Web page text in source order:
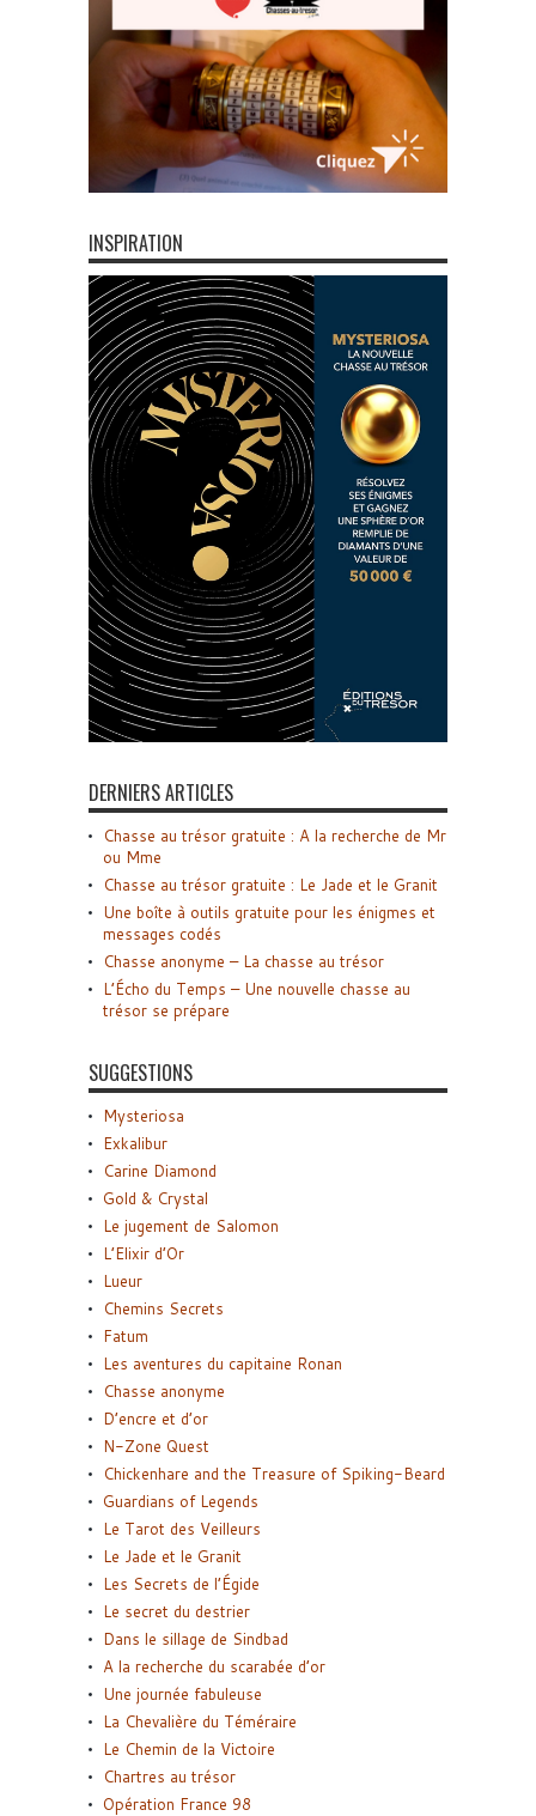
INSPIRATION
DERNIERS ARTICLES
Chasse au trésor gratuite : A la recherche de Mr
ou Mme
Chasse au trésor gratuite : Le Jade et le Granit
Une boîte à outils gratuite pour les énigmes et
messages codés
Chasse anonyme – La chasse au trésor
L’Écho du Temps – Une nouvelle chasse au
trésor se prépare
SUGGESTIONS
Mysteriosa
Exkalibur
Carine Diamond
Gold & Crystal
Le jugement de Salomon
L’Elixir d’Or
Lueur
Chemins Secrets
Fatum
Les aventures du capitaine Ronan
Chasse anonyme
D’encre et d’or
N-Zone Quest
Chickenhare and the Treasure of Spiking-Beard
Guardians of Legends
Le Tarot des Veilleurs
Le Jade et le Granit
Les Secrets de l’Égide
Le secret du destrier
Dans le sillage de Sindbad
A la recherche du scarabée d’or
Une journée fabuleuse
La Chevalière du Téméraire
Le Chemin de la Victoire
Chartres au trésor
Opération France 98